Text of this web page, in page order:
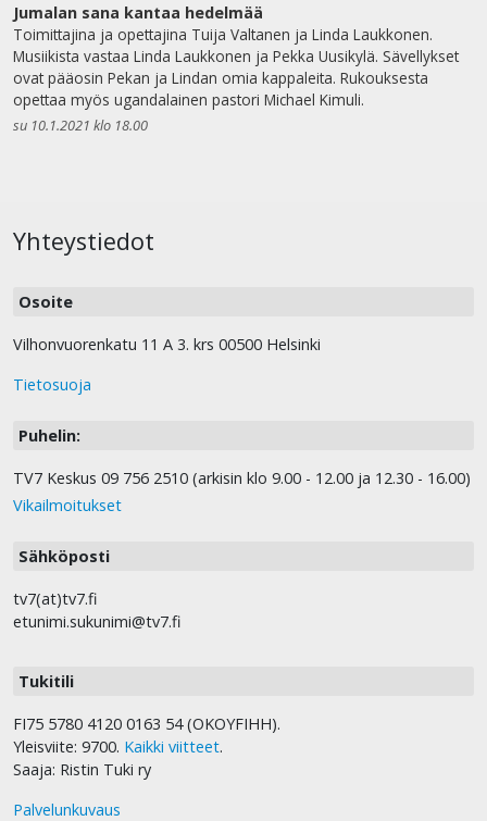
Jumalan sana kantaa hedelmää
Toimittajina ja opettajina Tuija Valtanen ja Linda Laukkonen.
Musiikista vastaa Linda Laukkonen ja Pekka Uusikylä. Sävellykset
ovat pääosin Pekan ja Lindan omia kappaleita. Rukouksesta
opettaa myös ugandalainen pastori Michael Kimuli.
su 10.1.2021 klo 18.00
Yhteystiedot
Osoite
Vilhonvuorenkatu 11 A 3. krs 00500 Helsinki
Tietosuoja
Puhelin:
TV7 Keskus 09 756 2510 (arkisin klo 9.00 - 12.00 ja 12.30 - 16.00)
Vikailmoitukset
Sähköposti
tv7(at)tv7.fi
etunimi.sukunimi@tv7.fi
Tukitili
FI75 5780 4120 0163 54 (OKOYFIHH).
Yleisviite: 9700. Kaikki viitteet.
Saaja: Ristin Tuki ry
Palvelunkuvaus